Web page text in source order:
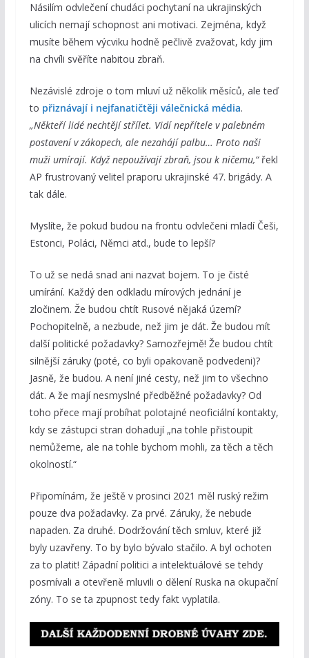
Násilím odvlečení chudáci pochytaní na ukrajinských
ulicích nemají schopnost ani motivaci. Zejména, když
musíte během výcviku hodně pečlivě zvažovat, kdy jim
na chvíli svěříte nabitou zbraň.
Nezávislé zdroje o tom mluví už několik měsíců, ale teď
to přiznávají i nejfanatičtěji válečnická média.
„Někteří lidé nechtějí střílet. Vidí nepřítele v palebném
postavení v zákopech, ale nezahájí palbu… Proto naši
muži umírají. Když nepoužívají zbraň, jsou k ničemu,“řekl
AP frustrovaný velitel praporu ukrajinské 47. brigády. A
tak dále.
Myslíte, že pokud budou na frontu odvlečeni mladí Češi,
Estonci, Poláci, Němci atd., bude to lepší?
To už se nedá snad ani nazvat bojem. To je čisté
umírání. Každý den odkladu mírových jednání je
zločinem. Že budou chtít Rusové nějaká území?
Pochopitelně, a nezbude, než jim je dát. Že budou mít
další politické požadavky? Samozřejmě! Že budou chtít
silnější záruky (poté, co byli opakovaně podvedeni)?
Jasně, že budou. A není jiné cesty, než jim to všechno
dát. A že mají nesmyslné předběžné požadavky? Od
toho přece mají probíhat polotajné neoficiální kontakty,
kdy se zástupci stran dohadují „na tohle přistoupit
nemůžeme, ale na tohle bychom mohli, za těch a těch
okolností.“
Připomínám, že ještě v prosinci 2021 měl ruský režim
pouze dva požadavky. Za prvé. Záruky, že nebude
napaden. Za druhé. Dodržování těch smluv, které již
byly uzavřeny. To by bylo bývalo stačilo. A byl ochoten
za to platit! Západní politici a intelektuálové se tehdy
posmívali a otevřeně mluvili o dělení Ruska na okupační
zóny. To se ta zpupnost tedy fakt vyplatila.